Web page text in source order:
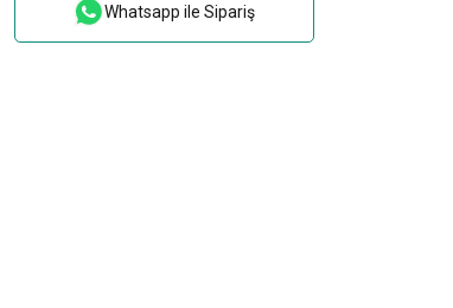
Whatsapp ile Sipariş